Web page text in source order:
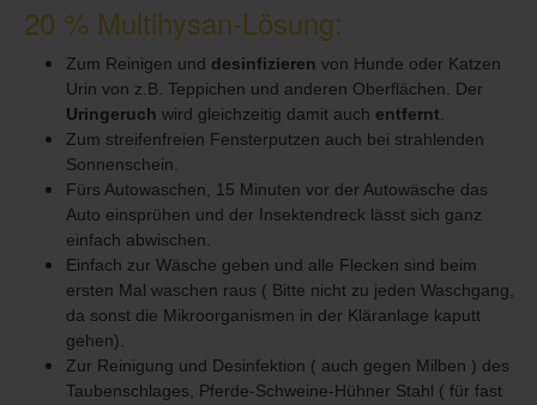
20 % Multihysan-Lösung:
Zum Reinigen und desinfizieren von Hunde oder Katzen
Urin von z.B. Teppichen und anderen Oberflächen. Der
Uringeruch wird gleichzeitig damit auch entfernt
Zum streifenfreien Fensterputzen auch bei strahlenden
Sonnenschein.
Fürs Autowaschen, 15 Minuten vor der Autowäsche das
Auto einsprühen und der Insektendreck lässt sich ganz
einfach abwischen.
Einfach zur Wäsche geben und alle Flecken sind beim
ersten Mal waschen raus ( Bitte nicht zu jeden Waschgang,
da sonst die Mikroorganismen in der Kläranlage kaputt
gehen).
Zur Reinigung und Desinfektion ( auch gegen Milben ) des
Taubenschlages, Pferde-Schweine-Hühner Stahl ( für fast